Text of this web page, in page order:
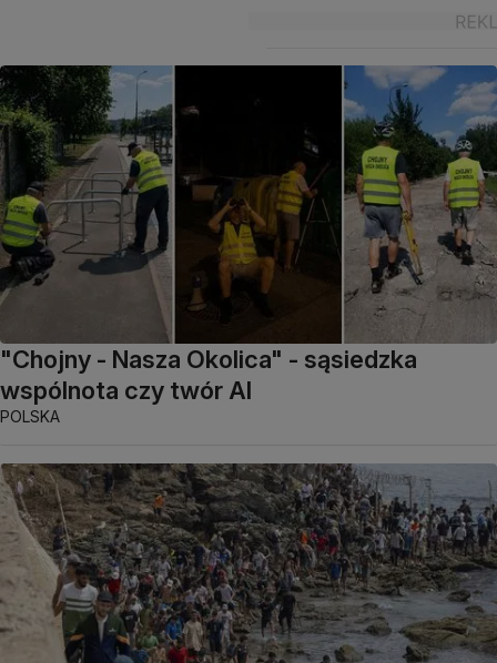
"Chojny - Nasza Okolica" - sąsiedzka
wspólnota czy twór AI
POLSKA